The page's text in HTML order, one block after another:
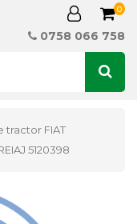
0
0758 066 758
tractor FIAT
5120398